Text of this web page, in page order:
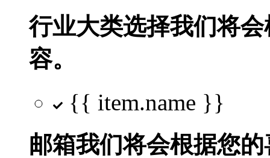
行业大类选择我们将
容。
{{ item.name }}
邮箱我们将会根据您